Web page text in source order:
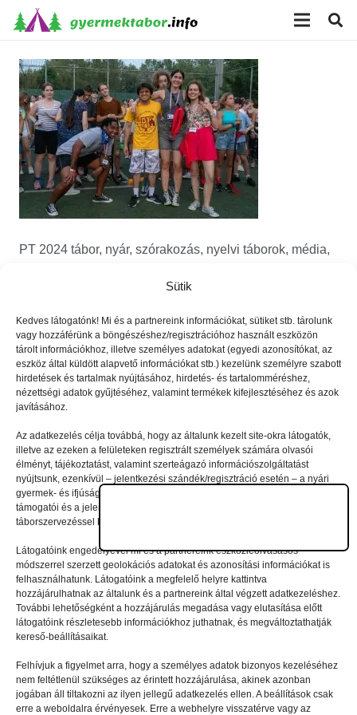
Sütik
Kedves látogatónk! Mi és a partnereink információkat, sütiket stb. tárolunk
vagy hozzáférünk a böngészéshez/regisztrációhoz használt eszközön
tárolt információkhoz, illetve személyes adatokat (egyedi azonosítókat, az
eszköz által küldött alapvető információkat stb.) kezelünk személyre szabott
hirdetések és tartalmak nyújtásához, hirdetés- és tartalomméréshez,
nézettségi adatok gyűjtéséhez, valamint termékek kifejlesztéséhez és azok
javításához.
Az adatkezelés célja továbbá, hogy az általunk kezelt site-okra látogatók,
illetve az ezeken a felületeken regisztrált személyek számára olvasói
élményt, tájékoztatást, valamint szerteágazó információszolgáltatást
nyújtsunk, ezenkívül – jelentkezési szándék/regisztráció esetén – a nyári
gyermek- és ifjúsági táborainkban való részvételhez biztosítsuk a
támogatói és a jelentkezési, valamint a számlázási feltételeket és a
táborszervezéssel kapcsolatos kommunikációt.
Látogatóink engedélyével mi és a partnereink eszközleolvasásos
módszerrel szerzett geolokációs adatokat és azonosítási információkat is
felhasználhatunk. Látogatóink a megfelelő helyre kattintva
hozzájárulhatnak az általunk és a partnereink által végzett adatkezeléshez.
További lehetőségként a hozzájárulás megadása vagy elutasítása előtt
látogatóink részletesebb információkhoz juthatnak, és megváltoztathatják
kereső-beállításaikat.
Felhívjuk a figyelmet arra, hogy a személyes adatok bizonyos kezeléséhez
nem feltétlenül szükséges az érintett hozzájárulása, akinek azonban
jogában áll tiltakozni az ilyen jellegű adatkezelés ellen. A beállítások csak
erre a weboldalra érvényesek. Erre a webhelyre visszatérve vagy az
PT 2024 tábor, nyár, szórakozás, nyelvi táborok, média,
tánctábor, kuktatábor, informatika, írótábor, színésztábor,
pénz, tőzsde, környezet, tudóstábor
Vélemény, hozzászólás?
*karakterrel jelöltük
A nevem, e-mail-címem, és weboldalcímem mentése
a böngészőben a következő hozzászólásomhoz.